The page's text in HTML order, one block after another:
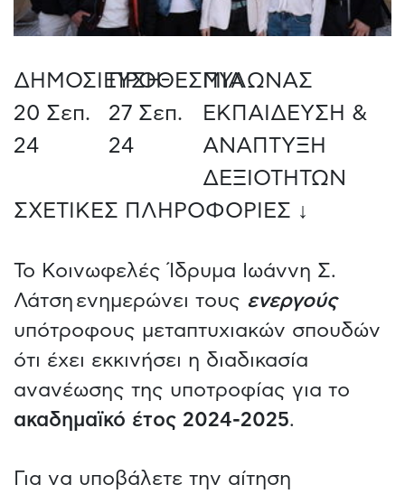
ΔΗΜΟΣΙΕΥΣΗ
20 Σεπ.
24
ΠΡΟΘΕΣΜΙΑ
27 Σεπ.
24
ΠΥΛΩΝΑΣ
ΕΚΠΑΙΔΕΥΣΗ &
ΑΝΑΠΤΥΞΗ
ΔΕΞΙΟΤΗΤΩΝ
ΣΧΕΤΙΚΕΣ ΠΛΗΡΟΦΟΡΙΕΣ ↓
Το Κοινωφελές Ίδρυμα Ιωάννη Σ.
Λάτση ενημερώνει τους ενεργούς
υπότροφους μεταπτυχιακών σπουδών
ότι έχει εκκινήσει η διαδικασία
ανανέωσης της υποτροφίας για το
ακαδημαϊκό έτος 2024-2025.
Για να υποβάλετε την αίτηση